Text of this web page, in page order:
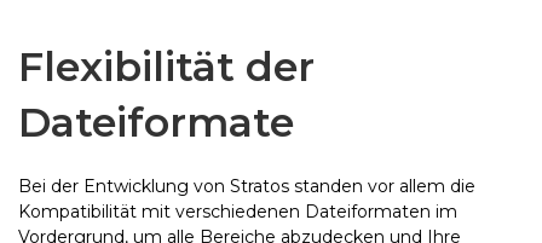
Flexibilität der
Dateiformate
Bei der Entwicklung von Stratos standen vor allem die
Kompatibilität mit verschiedenen Dateiformaten im
Vordergrund, um alle Bereiche abzudecken und Ihre